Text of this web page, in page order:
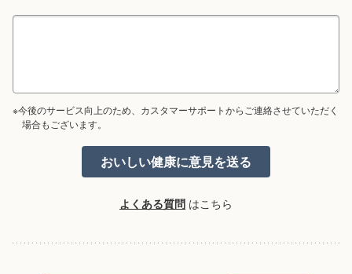
※今後のサービス向上のため、カスタマーサポートからご連絡させていただく
場合もございます。
よくある質問 はこちら